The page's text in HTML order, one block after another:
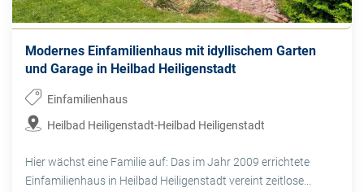
Modernes Einfamilienhaus mit idyllischem Garten
und Garage in Heilbad Heiligenstadt
Einfamilienhaus
Heilbad Heiligenstadt-Heilbad Heiligenstadt
Hier wächst eine Familie auf: Das im Jahr 2009 errichtete
Einfamilienhaus in Heilbad Heiligenstadt vereint zeitlose...